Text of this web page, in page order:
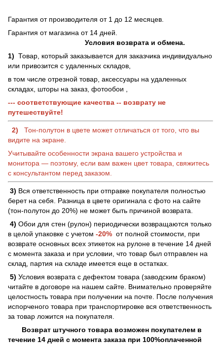
Гарантия от производителя от 1 до 12 месяцев.
Гарантия от магазина от 14 дней.
Условия возврата и обмена.
1) Товар, который заказывается для заказчика индивидуально
или привозится с удаленных складов,
в том числе отрезной товар, аксессуары на удаленных
складах, шторы на заказ, фотообои ,
--- соответствующие качества -- возврату не
путешествуйте!
2)
Тон-полутон в цвете может отличаться от того, что вы
видите на экране.
Учитывайте особенности экрана вашего устройства и
монитора — поэтому, если вам важен цвет товара, свяжитесь
с консультантом перед заказом.
3) Вся ответственность при отправке покупателя полностью
берет на себя. Разница в цвете оригинала с фото на сайте
(тон-полутон до 20%) не может быть причиной возврата.
4) Обои для стен (рулон) периодически возвращаются только
в целой упаковке с учетом -20% от полной стоимости, при
возврате основных всех этикеток на рулоне в течение 14 дней
с момента заказа и при условии, что товар был отправлен на
склад, партия на складе имеется еще в остатках.
5) Условия возврата с дефектом товара (заводским браком)
читайте в договоре на нашем сайте. Внимательно проверяйте
целостность товара при получении на почте. После получения
испорченого товара при транспортировке вся ответственность
за товар ложится на покупателя.
Возврат штучного товара возможен покупателем в
течение 14 дней с момента заказа при 100%оплаченной